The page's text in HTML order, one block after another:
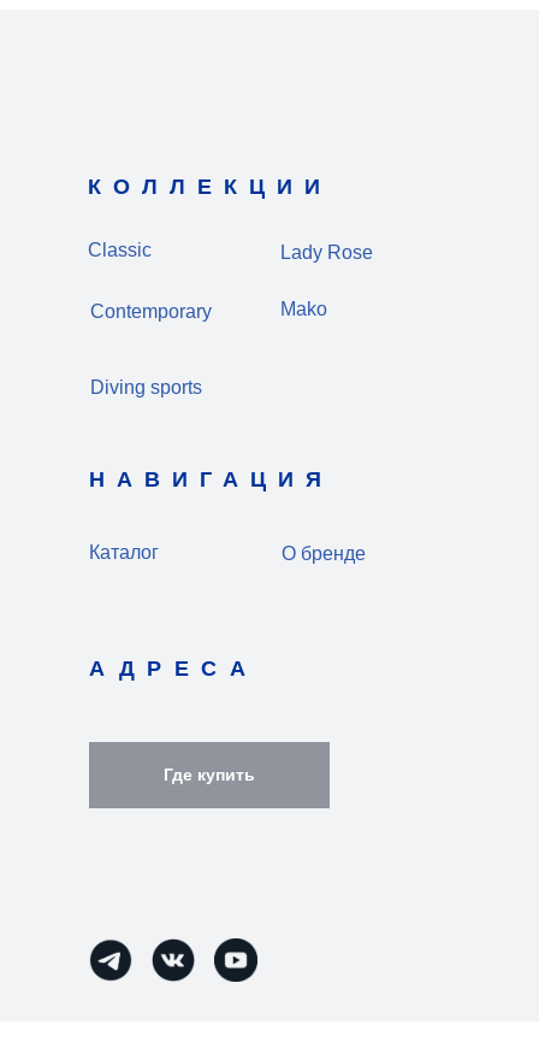
О бренде
Каталог
Lady Rose
Diving sports
Contemporary
АДРЕСА
НАВИГАЦИЯ
КОЛЛЕКЦИИ
Classic
Mako
Где купить